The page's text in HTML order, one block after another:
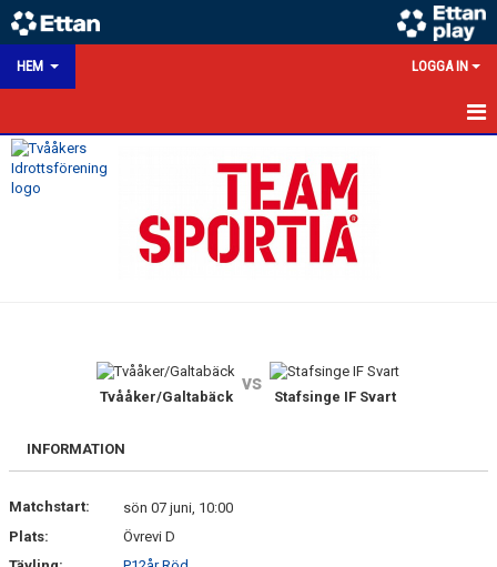
HEM LOGGA IN
HEM
VÅRA SPONSORER
KONTAKT
BILDGALLERI
Tvååker/Galtabäck
vs
Stafsinge IF Svart
INFORMATION
Matchstart:
sön 07 juni, 10:00
Plats:
Övrevi D